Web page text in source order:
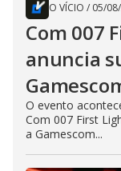
O VÍCIO / 05/
Com 007
anuncia
O evento
Com 007 First
a Gamescom...